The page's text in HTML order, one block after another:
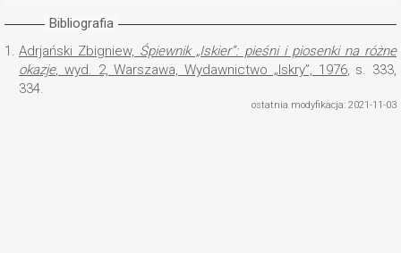
Bibliografia
1. Adrjański Zbigniew, Śpiewnik „Iskier”: pieśni i piosenki na różne
okazje, wyd. 2, Warszawa, Wydawnictwo „Iskry”, 1976, s. 333,
334.
ostatnia modyfikacja: 2021-11-03